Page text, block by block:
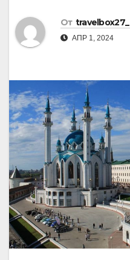
От travelbox27_
АПР 1, 2024